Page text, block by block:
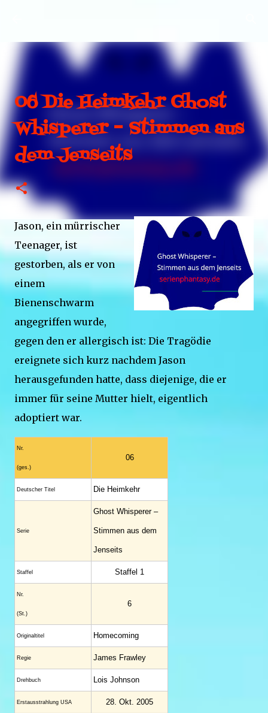
06 Die Heimkehr Ghost
Whisperer – Stimmen aus
dem Jenseits
Jason, ein mürrischer
Teenager, ist
gestorben, als er von
einem
Bienenschwarm
angegriffen wurde,
gegen den er allergisch ist: Die Tragödie
ereignete sich kurz nachdem Jason
herausgefunden hatte, dass diejenige, die er
immer für seine Mutter hielt, eigentlich
adoptiert war.
Nr.
(ges.)
06
Deutscher Titel Die Heimkehr
Serie
Ghost Whisperer –
Stimmen aus dem
Jenseits
Staffel Staffel 1
Nr.
(St.)
6
Original­titel Homecoming
Regie James Frawley
Drehbuch Lois Johnson
Erstaus­strahlung USA 28. Okt. 2005